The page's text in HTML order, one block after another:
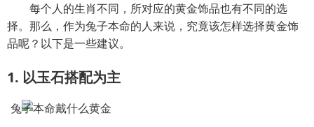
每个人的生肖不同，所对应的黄金饰品也有不同的选
择。那么，作为兔子本命的人来说，究竟该怎样选择黄金饰
品呢？以下是一些建议。
1. 以玉石搭配为主